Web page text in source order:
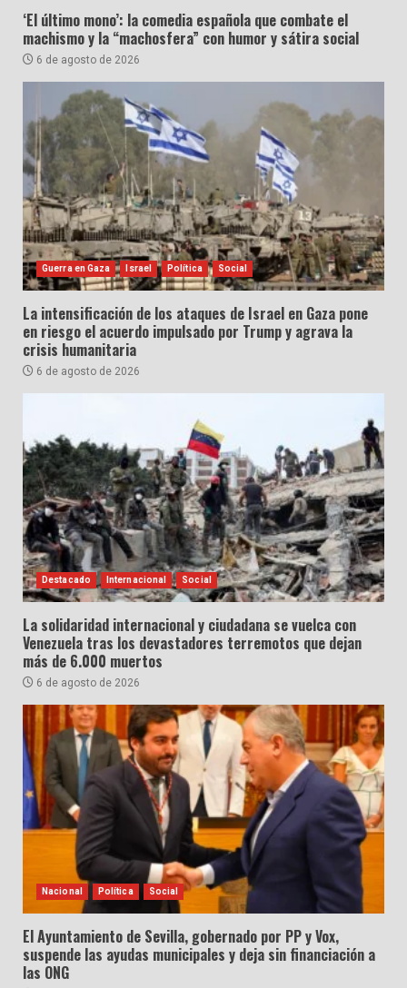
‘El último mono’: la comedia española que combate el
machismo y la “machosfera” con humor y sátira social
6 de agosto de 2026
Guerra en Gaza Israel Política Social
La intensificación de los ataques de Israel en Gaza pone
en riesgo el acuerdo impulsado por Trump y agrava la
crisis humanitaria
6 de agosto de 2026
Destacado Internacional Social
La solidaridad internacional y ciudadana se vuelca con
Venezuela tras los devastadores terremotos que dejan
más de 6.000 muertos
6 de agosto de 2026
Nacional Política Social
El Ayuntamiento de Sevilla, gobernado por PP y Vox,
suspende las ayudas municipales y deja sin financiación a
las ONG